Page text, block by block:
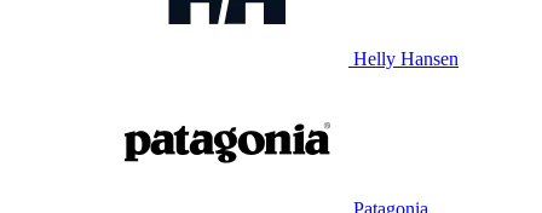
Helly Hansen
Patagonia